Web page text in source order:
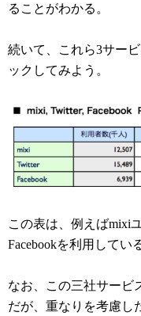
ることがわかる。
続いて、これら3サー
ックしてみよう。
この表は、例えばmixi
Facebookを利用してい
なお、この三社サービ
だが、 重なりを考慮し